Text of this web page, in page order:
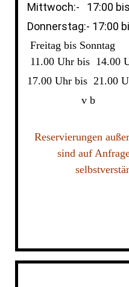
Mittwoch:- 17:00
Donnerstag:- 17:00
Freitag bis
11.00 Uhr bis 14.00
17.00 Uhr
v b
Reservierungen
sind auf